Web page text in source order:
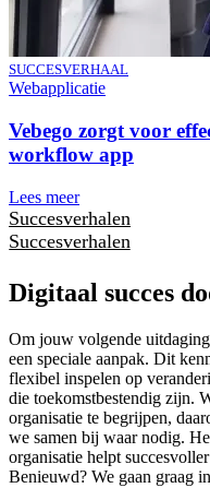
SUCCESVERHAAL
Webapplicatie
Vebego zorgt voor
workflow app
Lees meer
Succesverhalen
Succesverhalen
Digitaal succes
Om jouw volgende
een speciale aanpak. Dit
flexibel inspelen op
die toekomstbestendig zijn.
organisatie te begrijpen,
we samen bij waar nodig.
organisatie helpt
Benieuwd? We gaan graag